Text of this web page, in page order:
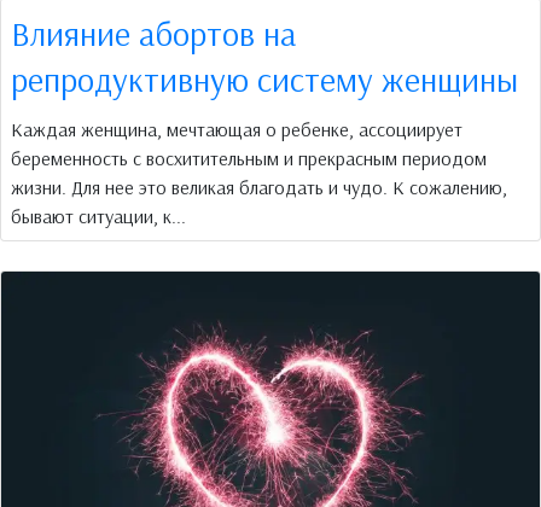
Влияние абортов на
репродуктивную систему женщины
Каждая женщина, мечтающая о ребенке, ассоциирует
беременность с восхитительным и прекрасным периодом
жизни. Для нее это великая благодать и чудо. К сожалению,
бывают ситуации, к...